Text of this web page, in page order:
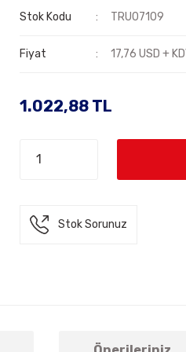
Stok Kodu TRU07109
Fiyat 17,76 USD +
1.022,88 TL
Stok Sorunuz